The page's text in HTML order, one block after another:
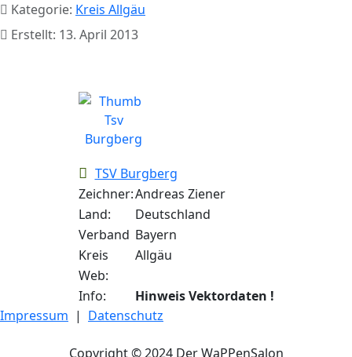
Kategorie: Kreis Allgäu
Erstellt: 13. April 2013
TSV Burgberg
Zeichner:Andreas Ziener
Land:
Deutschland
Verband Bayern
Kreis
Allgäu
Web:
Info:
Hinweis Vektordaten !
Impressum | Datenschutz
Copyright © 2024 Der WaPPenSalon